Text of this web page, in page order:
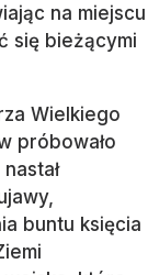
na miejscu
się bieżącymi
Wielkiego
próbowało
buntu księcia